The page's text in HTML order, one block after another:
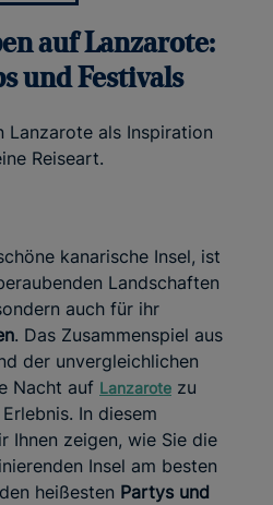
auf Lanzarote:
und Festivals
Lanzarote als Inspiration
Reiseart.
kanarische Insel, ist
Landschaften
auch für ihr
. Das Zusammenspiel aus
der unvergleichlichen
Nacht auf Lanzarote zu
In diesem
Ihnen zeigen, wie Sie die
Insel am besten
heißesten Partys und